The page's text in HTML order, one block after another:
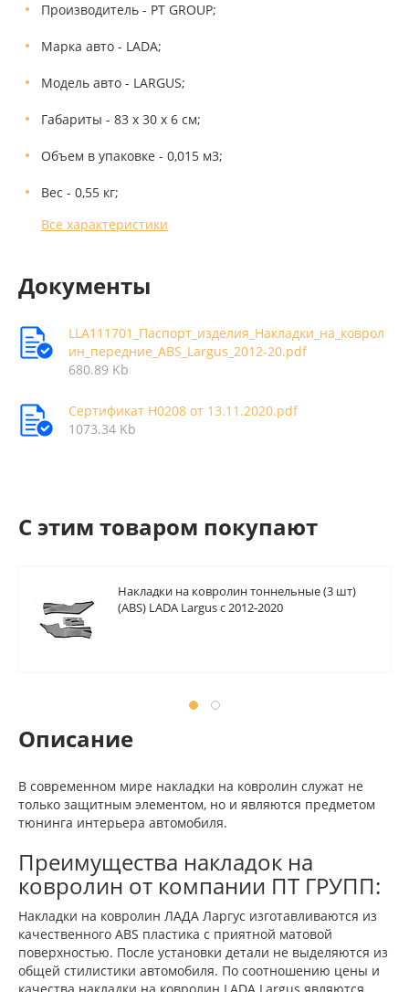
Производитель - PT GROUP;
Марка авто - LADA;
Модель авто - LARGUS;
Габариты - 83 х 30 х 6 см;
Объем в упаковке - 0,015 м3;
Вес - 0,55 кг;
Все характеристики
Документы
LLA111701_Паспорт_изделия_Накладки_на_коврол
ин_передние_ABS_Largus_2012-20.pdf
680.89 Kb
Сертификат Н0208 от 13.11.2020.pdf
1073.34 Kb
C этим товаром покупают
Накладки на ковролин тоннельные (3 шт)
(ABS) LADA Largus с 2012-2020
Описание
В современном мире накладки на ковролин служат не
только защитным элементом, но и являются предметом
тюнинга интерьера автомобиля.
Преимущества накладок на
ковролин от компании ПТ ГРУПП:
Накладки на ковролин ЛАДА Ларгус изготавливаются из
качественного ABS пластика с приятной матовой
поверхностью. После установки детали не выделяются из
общей стилистики автомобиля. По соотношению цены и